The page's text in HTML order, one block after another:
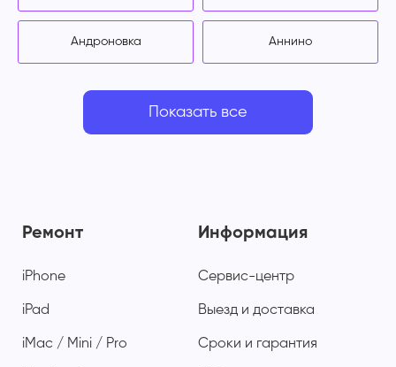
Андроновка Аннино
Показать все
Ремонт
iPhone
iPad
iMac / Mini / Pro
Информация
Сервис-центр
Выезд и доставка
Сроки и гарантия